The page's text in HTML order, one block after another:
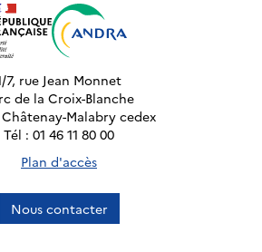
7, rue Jean Monnet
de la Croix-Blanche
Châtenay-Malabry cedex
Tél : 01 46 11 80 00
Plan d'accès
Nous contacter